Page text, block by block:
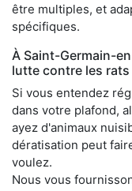
être multiples, et
spécifiques.
À Saint-Germain-
lutte contre les rats
Si vous entendez
dans votre plafond,
ayez d'animaux
dératisation peut
voulez.
Nous vous